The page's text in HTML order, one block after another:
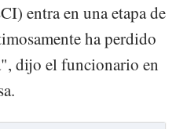
entra en una etapa de
ha perdido
dijo el funcionario en